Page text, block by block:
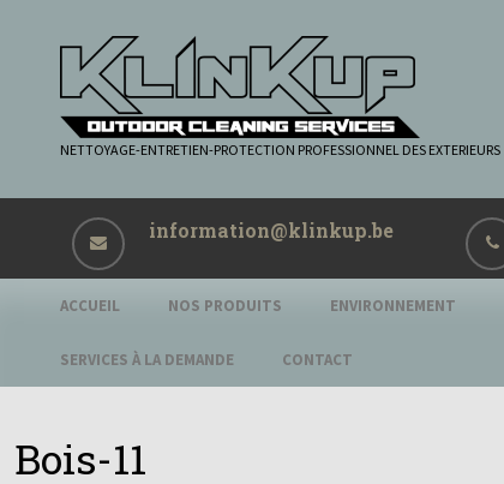
NETTOYAGE-ENTRETIEN-PROTECTION PROFESSIONNEL DES EXTERIEURS
information@klinkup.be
ACCUEIL NOS PRODUITS ENVIRONNEMENT
SERVICES À LA DEMANDE CONTACT
Bois-11